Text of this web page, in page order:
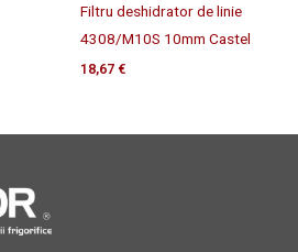
Filtru deshidrator de linie
4308/M10S 10mm Castel
18,67 €